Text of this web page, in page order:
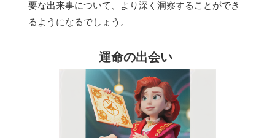
要な出来事について、より深く洞察することができ
るようになるでしょう。
運命の出会い